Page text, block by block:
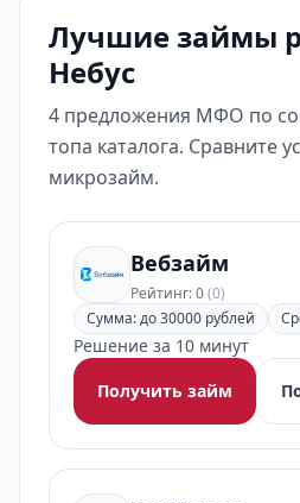
Лучшие займы
Небус
4 предложения МФО по
топа каталога. Сравните
микрозайм.
Вебзайм
Рейтинг: 0(0)
Сумма: до 30000 рублей
Решение за 10 минут
Получить займ